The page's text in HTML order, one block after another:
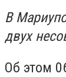
В
двух
Об этом